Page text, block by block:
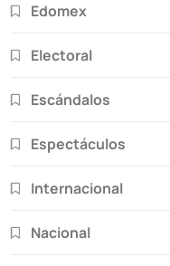
Edomex
Electoral
Escándalos
Espectáculos
Internacional
Nacional